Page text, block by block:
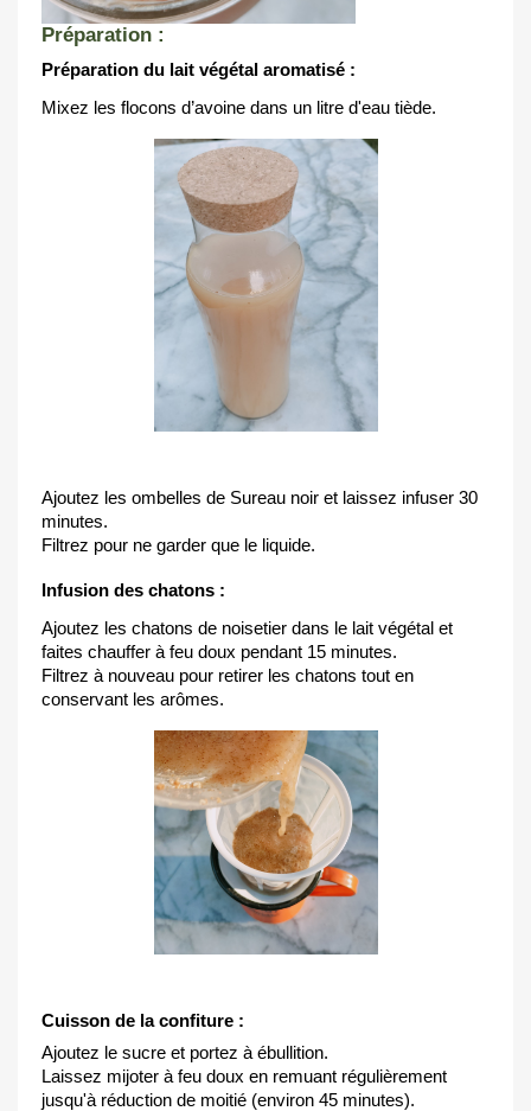
Préparation :
Préparation du lait végétal aromatisé :
Mixez les flocons d’avoine dans un litre d'eau tiède.
Ajoutez les ombelles de Sureau noir et laissez infuser 30
minutes.
Filtrez pour ne garder que le liquide.
Infusion des chatons :
Ajoutez les chatons de noisetier dans le lait végétal et
faites chauffer à feu doux pendant 15 minutes.
Filtrez à nouveau pour retirer les chatons tout en
conservant les arômes.
Cuisson de la confiture :
Ajoutez le sucre et portez à ébullition.
Laissez mijoter à feu doux en remuant régulièrement
jusqu'à réduction de moitié (environ 45 minutes).